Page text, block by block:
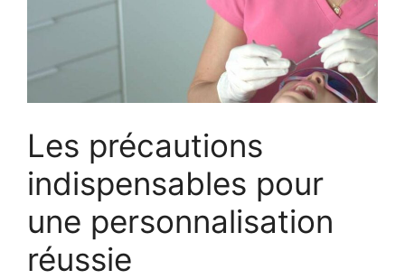
Les précautions
indispensables pour
une personnalisation
réussie